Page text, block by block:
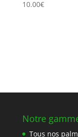
10.00€
Notre
Tous nos